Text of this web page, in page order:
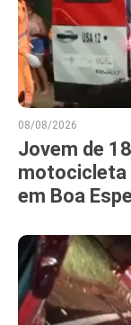
08/08/2026
Jovem de
motocicleta
em Boa